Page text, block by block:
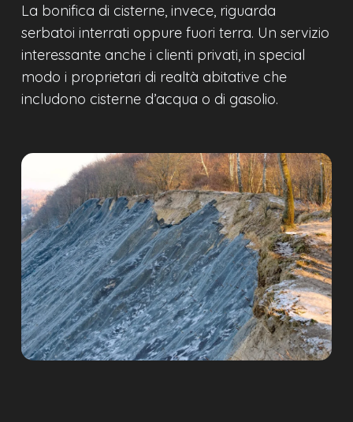
La bonifica di cisterne, invece, riguarda
serbatoi interrati oppure fuori terra. Un servizio
interessante anche i clienti privati, in special
modo i proprietari di realtà abitative che
includono cisterne d’acqua o di gasolio.